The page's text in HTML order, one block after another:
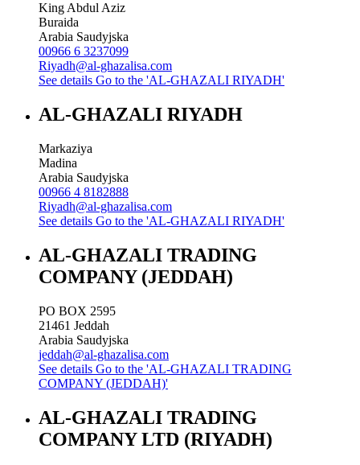
King Abdul Aziz
Buraida
Arabia Saudyjska
00966 6 3237099
Riyadh@al-ghazalisa.com
See details Go to the 'AL-GHAZALI RIYADH'
AL-GHAZALI RIYADH
Markaziya
Madina
Arabia Saudyjska
00966 4 8182888
Riyadh@al-ghazalisa.com
See details Go to the 'AL-GHAZALI RIYADH'
AL-GHAZALI TRADING
COMPANY (JEDDAH)
PO BOX 2595
21461 Jeddah
Arabia Saudyjska
jeddah@al-ghazalisa.com
See details Go to the 'AL-GHAZALI TRADING
COMPANY (JEDDAH)'
AL-GHAZALI TRADING
COMPANY LTD (RIYADH)